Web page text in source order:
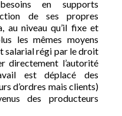
en supports
de ses propres
au niveau qu’il fixe et
les mêmes moyens
salarial régi par le droit
directement l’autorité
est déplacé des
d’ordres mais clients)
des producteurs